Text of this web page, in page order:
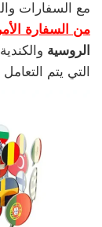
مع السفارات
من السفارة
الروسية
التي يتم